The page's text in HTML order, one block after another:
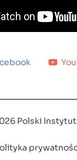
Polski